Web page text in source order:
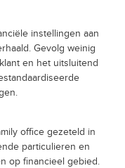
instellingen aan
Gevolg weinig
en het uitsluitend
office gezeteld in
particulieren en
op financieel gebied.